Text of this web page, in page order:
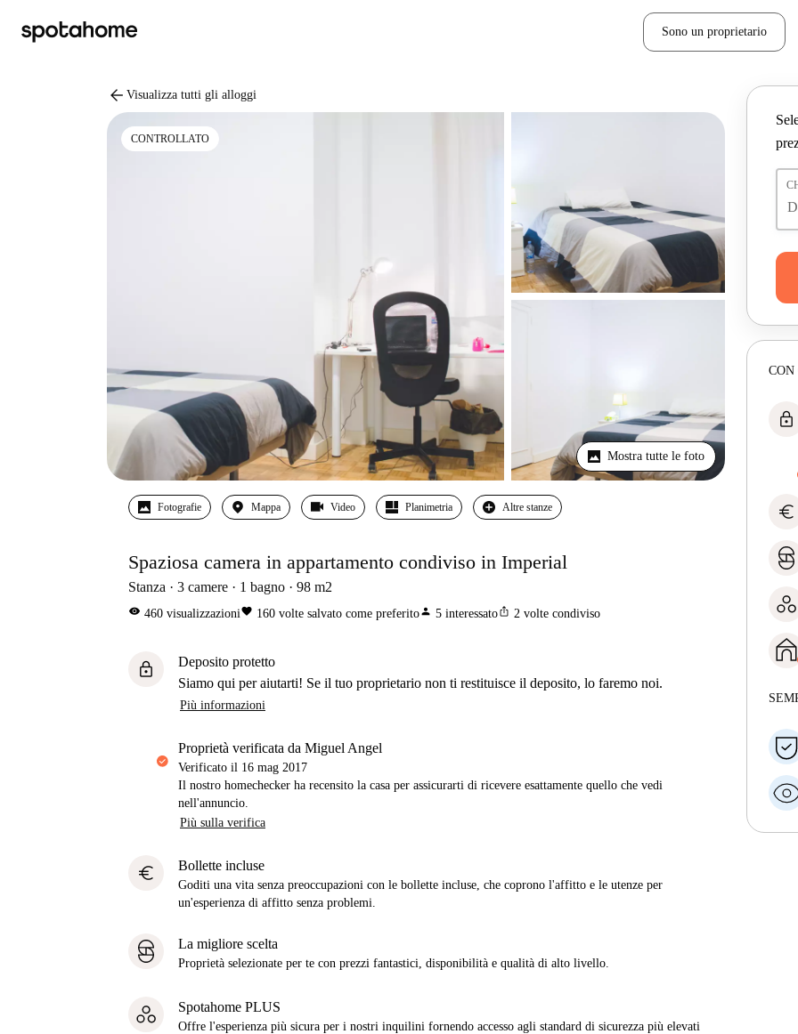
Sono un proprietario
arrow_back Visualizza tutti gli alloggi
CONTROLLATO
Mostra tutte le foto
Fotografie Mappa Video Planimetria Altre stanze
Spaziosa camera in appartamento condiviso in Imperial
Stanza 3 camere 1 bagno 98 m2
visibility 460 visualizzazionifavorite 160 volte salvato come preferitoperson 5 interessatoios_share 2 volte condiviso
lock
Deposito protetto
Siamo qui per aiutarti! Se il tuo proprietario non ti restituisce il deposito, lo faremo noi.
Più informazioni
proprietà verificata da Miguel Angel
Verificato il 16 mag 2017
Il nostro homechecker ha recensito la casa per assicurarti di ricevere esattamente quello che vedi
nell'annuncio.
Più sulla verifica
euro Bollette incluse
Goditi una vita senza preoccupazioni con le bollette incluse, che coprono l'affitto e le utenze per
un'esperienza di affitto senza problemi.
La migliore scelta
Proprietà selezionate per te con prezzi fantastici, disponibilità e qualità di alto livello.
Spotahome PLUS
Offre l'esperienza più sicura per i nostri inquilini fornendo accesso agli standard di sicurezza più elevati
CON
lock
euro